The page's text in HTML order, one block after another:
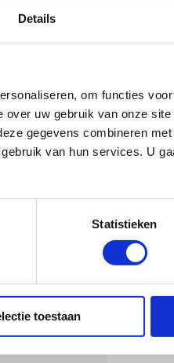
Details
om functies
uw gebruik van onze
gegevens combineren
van hun services. U
Statistieken
toestaan
Dan bieden
of uw
kan worden
goede